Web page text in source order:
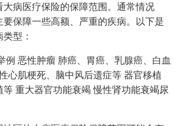
病医疗保险的保障范围。通常情况
保障一些高额、严重的疾病。以下是
型：
例 恶性肿瘤 肺癌、胃癌、乳腺癌、白血
心肌梗死、脑中风后遗症等 器官移植
重大器官功能衰竭 慢性肾功能衰竭尿